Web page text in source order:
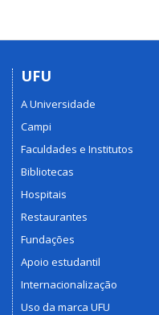
UFU
A Universidade
Campi
Faculdades e Institutos
Bibliotecas
Hospitais
Restaurantes
Fundações
Apoio estudantil
Internacionalização
Uso da marca UFU